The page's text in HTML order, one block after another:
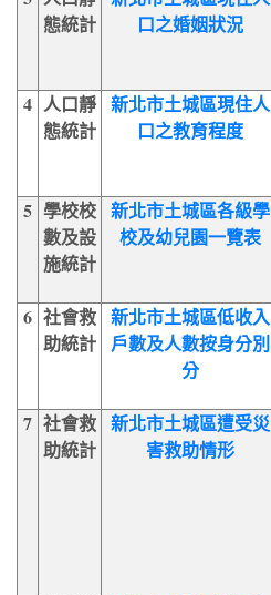
態統計
口之婚姻狀況
4 人口靜
態統計
新北市土城區現住人
口之教育程度
5 學校校
數及設
施統計
新北市土城區各級學
校及幼兒園一覽表
6 社會救
助統計
新北市土城區低收入
戶數及人數按身分別
分
7 社會救
助統計
新北市土城區遭受災
害救助情形